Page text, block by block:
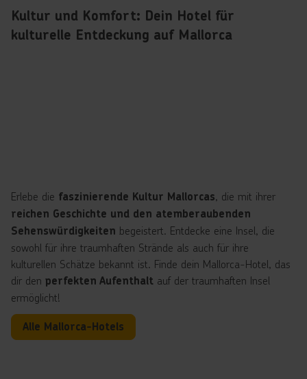
Kultur und Komfort: Dein Hotel für
kulturelle Entdeckung auf Mallorca
Erlebe die faszinierende Kultur Mallorcas, die mit ihrer
reichen Geschichte und den atemberaubenden
Sehenswürdigkeiten begeistert. Entdecke eine Insel, die
sowohl für ihre traumhaften Strände als auch für ihre
kulturellen Schätze bekannt ist. Finde dein Mallorca-Hotel, das
dir den perfekten Aufenthalt auf der traumhaften Insel
ermöglicht!
Alle Mallorca-Hotels